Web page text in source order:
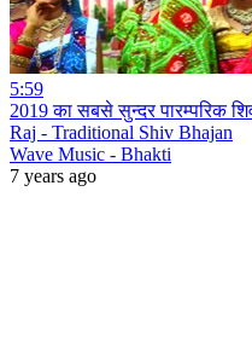
5:59
2019 का सबसे सुन्दर पारम्परिक
Raj - Traditional Shiv Bhajan
Wave Music - Bhakti
7 years ago